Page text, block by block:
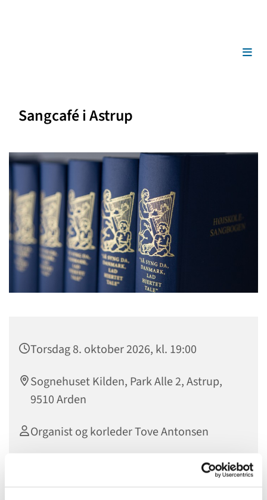
Sangcafé i Astrup
Torsdag 8. oktober 2026, kl. 19:00
Sognehuset Kilden, Park Alle 2, Astrup,
9510 Arden
Organist og korleder Tove Antonsen